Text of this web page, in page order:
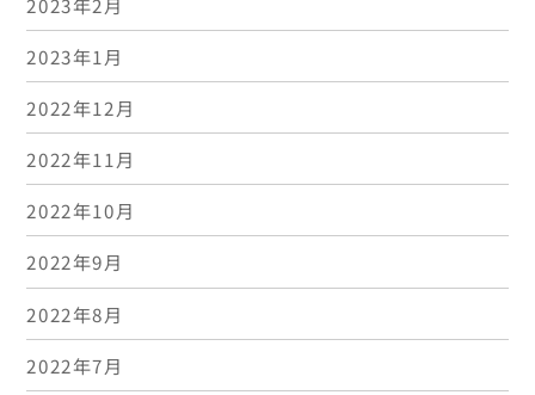
2023年1月
2022年12月
2022年11月
2022年10月
2022年9月
2022年8月
2022年7月